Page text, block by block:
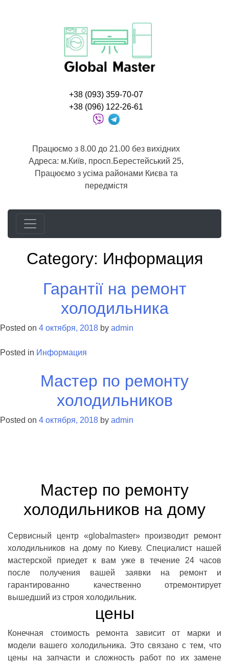
+38 (093) 359-70-07
+38 (096) 122-26-61
Працюємо з 8.00 до 21.00 без вихідних
Адреса: м.Київ, просп.Берестейський 25,
Працюємо з усіма районами Києва та
передмістя
Category: Информация
Гарантії на ремонт
холодильника
Posted on 4 октября, 2018 by admin
Posted in Информация
Мастер по ремонту
холодильников
Posted on 4 октября, 2018 by admin
Мастер по ремонту
холодильников на дому
Сервисный центр «globalmaster» производит ремонт
холодильников на дому по Киеву. Специалист нашей
мастерской приедет к вам уже в течение 24 часов
после получения вашей заявки на ремонт и
гарантированно качественно отремонтирует
вышедший из строя холодильник.
цены
Конечная стоимость ремонта зависит от марки и
модели вашего холодильника. Это связано с тем, что
цены на запчасти и сложность работ по их замене